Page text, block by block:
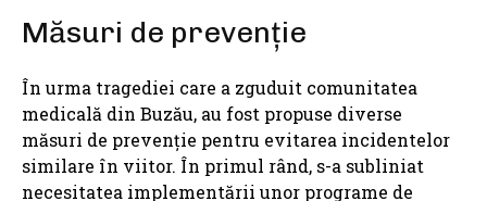
Măsuri de prevenție
În urma tragediei care a zguduit comunitatea
medicală din Buzău, au fost propuse diverse
măsuri de prevenție pentru evitarea incidentelor
similare în viitor. În primul rând, s-a subliniat
necesitatea implementării unor programe de